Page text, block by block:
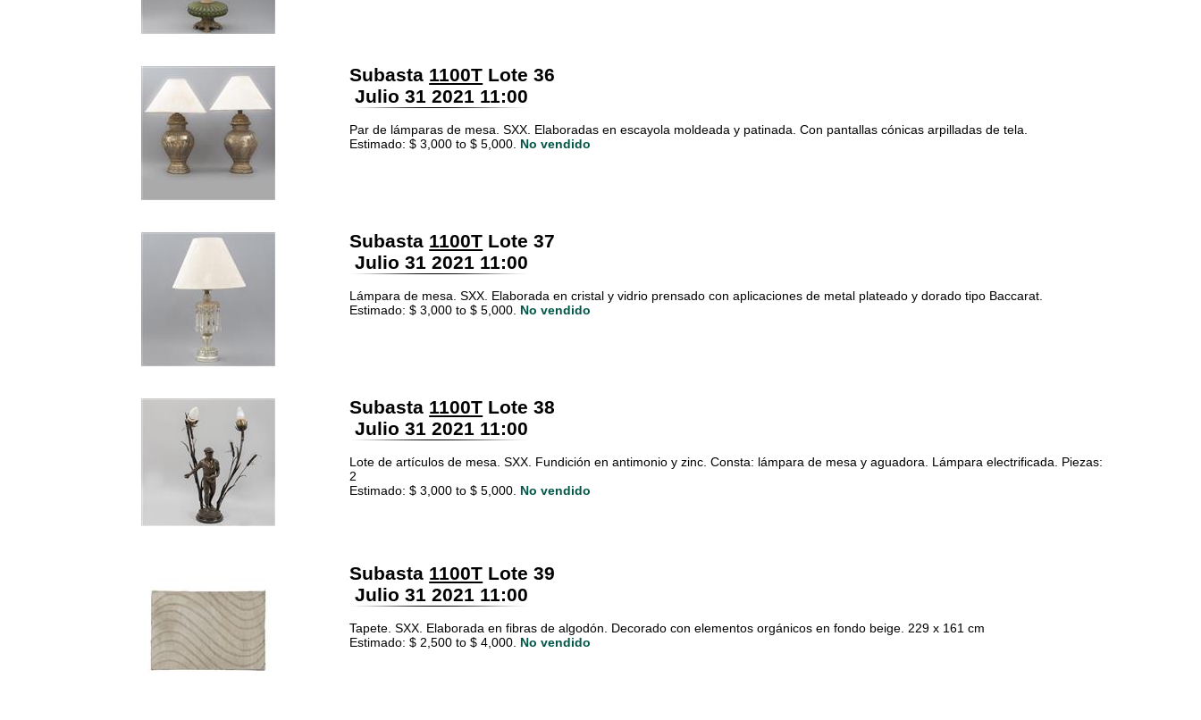
Subasta 1100T Lote 36
Julio 31 2021 11:00
Par de lámparas de mesa. SXX. Elaboradas en escayola moldeada y patinada. Con pantallas cónicas arpilladas de tela.
Estimado: $ 3,000 to $ 5,000. No vendido
Subasta 1100T Lote 37
Julio 31 2021 11:00
Lámpara de mesa. SXX. Elaborada en cristal y vidrio prensado con aplicaciones de metal plateado y dorado tipo Baccarat.
Estimado: $ 3,000 to $ 5,000. No vendido
Subasta 1100T Lote 38
Julio 31 2021 11:00
Lote de artículos de mesa. SXX. Fundición en antimonio y zinc. Consta: lámpara de mesa y aguadora. Lámpara electrificada. Piezas:
2
Estimado: $ 3,000 to $ 5,000. No vendido
Subasta 1100T Lote 39
Julio 31 2021 11:00
Tapete. SXX. Elaborada en fibras de algodón. Decorado con elementos orgánicos en fondo beige. 229 x 161 cm
Estimado: $ 2,500 to $ 4,000. No vendido